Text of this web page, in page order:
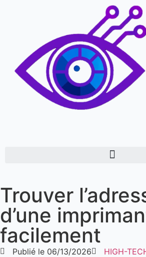
Trouver
d’une
facilement
Publié le 06/13/2026 HIGH-